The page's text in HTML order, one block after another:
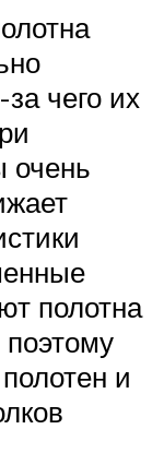
чего их
очень
полотна
и